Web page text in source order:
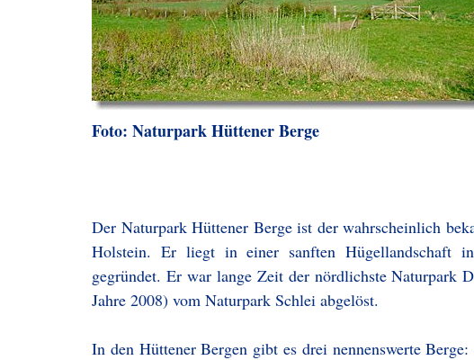
Foto: Naturpark Hüttener Berge
Der Naturpark Hüttener Berge ist der wahrscheinlich
Holstein. Er liegt in einer sanften Hügellandschaft
gegründet. Er war lange Zeit der nördlichste Naturpark
Jahre 2008) vom Naturpark Schlei abgelöst.
In den Hüttener Bergen gibt es drei nennenswerte